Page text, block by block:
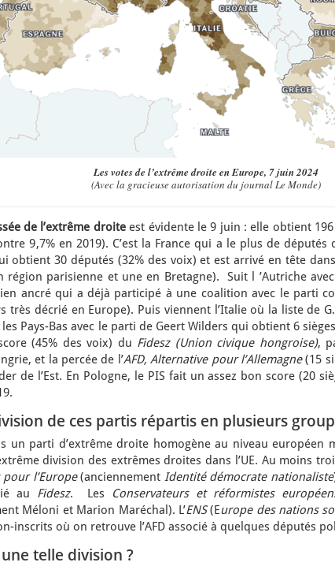
Les votes de l’extrême droite en Europe, 7 juin 2024
(Avec la gracieuse autorisation du journal Le Monde)
de l’extrême droiteest évidente le 9 juin : elle obtient 196
9,7% en 2019). C’est la France qui a le plus de députés
obtient 30 députés (32% des voix) et est arrivé en tête
région parisienne et une en Bretagne). Suit l ’Autriche
ancré qui a déjà participé à une coalition avec le parti
très décrié en Europe). Puis viennent l’Italie où la liste de
les Pays-Bas avec le parti de Geert Wilders qui obtient 6
(45% des voix) du Fidesz (Union civique hongroise),
et la percée de l’AFD, Alternative pour l’Allemagne(15
de l’Est. En Pologne, le PIS fait un assez bon score (20
de ces partis répartis en plusieurs
un parti d’extrême droite homogène au niveau européen
division des extrêmes droites dans l’UE. Au moins
l’Europe(anciennement Identité démocrate nationaliste
au Fidesz. Les Conservateurs et réformistes
Méloni et Marion Maréchal). L’ENS(Europe des nations
inscrits où on retrouve l’AFD associé à quelques députés
telle division ?